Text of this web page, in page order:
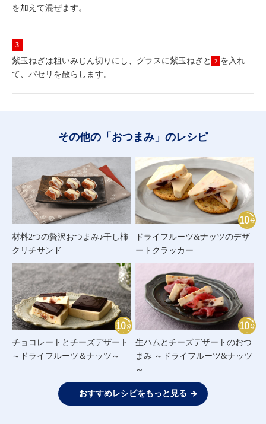
を加えて混ぜます。
紫玉ねぎは粗いみじん切りにし、グラスに紫玉ねぎと 2 を入れ
て、パセリを散らします。
その他の「おつまみ」のレシピ
材料2つの贅沢おつまみ♪干し柿
クリチサンド
ドライフルーツ&ナッツのデザ
ートクラッカー
チョコレートとチーズデザート
～ドライフルーツ＆ナッツ～
生ハムとチーズデザートのおつ
まみ ～ドライフルーツ&ナッツ
～
おすすめレシピをもっと見る